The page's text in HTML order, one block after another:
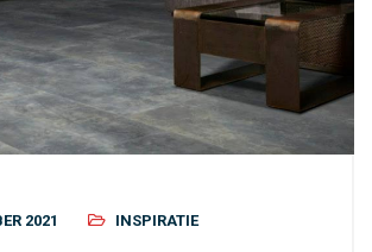
2021 INSPIRATIE